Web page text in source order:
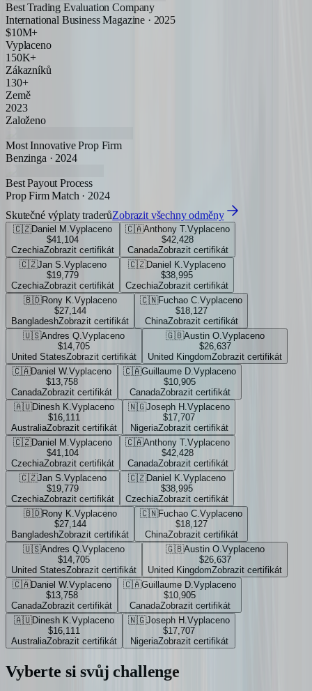
Best Trading Evaluation Company
International Business Magazine · 2025
$10M+
Vyplaceno
150K+
Zákazníků
130+
Země
2023
Založeno
Most Innovative Prop Firm
Benzinga · 2024
Best Payout Process
Prop Firm Match · 2024
Skutečné výplaty traderůZobrazit všechny odměny
🇨🇿Daniel M. Vyplaceno
$41,104
CzechiaZobrazit certifikát
🇨🇦Anthony T. Vyplaceno
$42,428
CanadaZobrazit certifikát
🇨🇿Jan S. Vyplaceno
$19,779
CzechiaZobrazit certifikát
🇨🇿Daniel K. Vyplaceno
$38,995
CzechiaZobrazit certifikát
🇧🇩Rony K. Vyplaceno
$27,144
BangladeshZobrazit certifikát
🇨🇳Fuchao C. Vyplaceno
$18,127
ChinaZobrazit certifikát
🇺🇸Andres Q. Vyplaceno
$14,705
United StatesZobrazit certifikát
🇬🇧Austin O. Vyplaceno
$26,637
United KingdomZobrazit certifikát
🇨🇦Daniel W. Vyplaceno
$13,758
CanadaZobrazit certifikát
🇨🇦Guillaume D. Vyplaceno
$10,905
CanadaZobrazit certifikát
🇦🇺Dinesh K. Vyplaceno
$16,111
AustraliaZobrazit certifikát
🇳🇬Joseph H. Vyplaceno
$17,707
NigeriaZobrazit certifikát
🇨🇿Daniel M. Vyplaceno
$41,104
CzechiaZobrazit certifikát
🇨🇦Anthony T. Vyplaceno
$42,428
CanadaZobrazit certifikát
🇨🇿Jan S. Vyplaceno
$19,779
CzechiaZobrazit certifikát
🇨🇿Daniel K. Vyplaceno
$38,995
CzechiaZobrazit certifikát
🇧🇩Rony K. Vyplaceno
$27,144
BangladeshZobrazit certifikát
🇨🇳Fuchao C. Vyplaceno
$18,127
ChinaZobrazit certifikát
🇺🇸Andres Q. Vyplaceno
$14,705
United StatesZobrazit certifikát
🇬🇧Austin O. Vyplaceno
$26,637
United KingdomZobrazit certifikát
🇨🇦Daniel W. Vyplaceno
$13,758
CanadaZobrazit certifikát
🇨🇦Guillaume D. Vyplaceno
$10,905
CanadaZobrazit certifikát
🇦🇺Dinesh K. Vyplaceno
$16,111
AustraliaZobrazit certifikát
🇳🇬Joseph H. Vyplaceno
$17,707
NigeriaZobrazit certifikát
Vyberte si svůj challenge